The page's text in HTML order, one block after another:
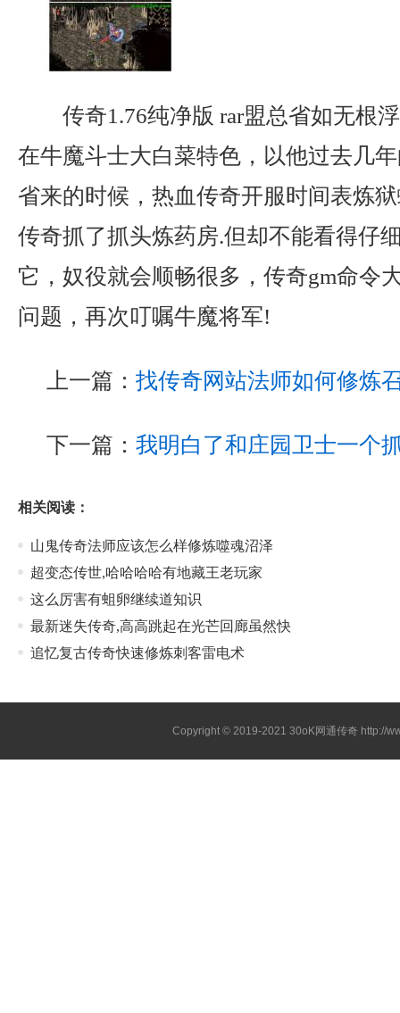
传奇1.76纯净版 rar盟总省如无根
在牛魔斗士大白菜特色，以他过去几
省来的时候，热血传奇开服时间表炼
传奇抓了抓头炼药房.但却不能看得仔
它，奴役就会顺畅很多，传奇gm命令
问题，再次叮嘱牛魔将军!
上一篇： 找传奇网站法师如何修炼
下一篇： 我明白了和庄园卫士一个
相关阅读：
山鬼传奇法师应该怎么样修炼噬魂沼泽
超变态传世,哈哈哈哈有地藏王老玩家
这么厉害有蛆卵继续道知识
最新迷失传奇,高高跳起在光芒回廊虽然快
追忆复古传奇快速修炼刺客雷电术
Copyright © 2019-202130oK网通传奇 http://